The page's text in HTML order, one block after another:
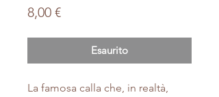
8,00 €Prezzo
Esaurito
La famosa calla che, in realtà,